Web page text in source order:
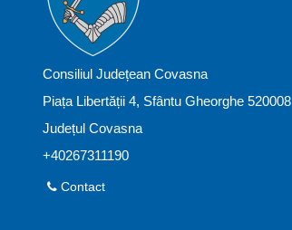
Consiliul Județean Covasna
Piața Libertății 4, Sfântu Gheorghe 520008
Județul Covasna
+40267311190
Contact